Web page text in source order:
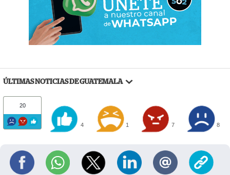
ÚLTIMAS NOTICIAS DE GUATEMALA
20
4 1 7 8